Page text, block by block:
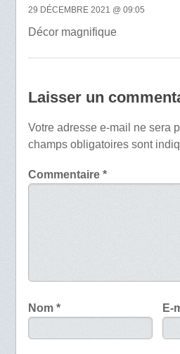
29 DÉCEMBRE 2021 @ 09:05
Décor magnifique
Laisser un
Votre adresse e-mail ne sera
champs obligatoires sont
Commentaire *
Nom * E-